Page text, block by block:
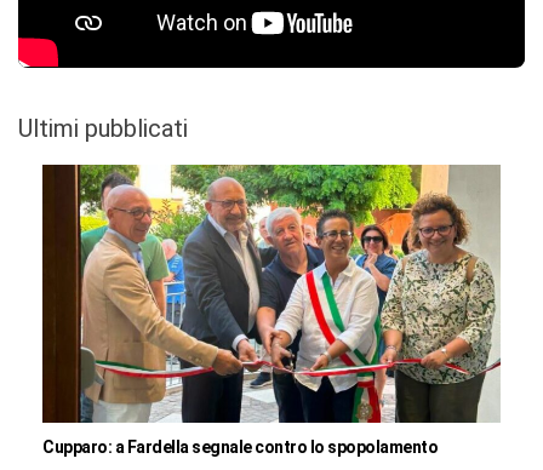
Ultimi pubblicati
Cupparo: a Fardella segnale contro lo spopolamento